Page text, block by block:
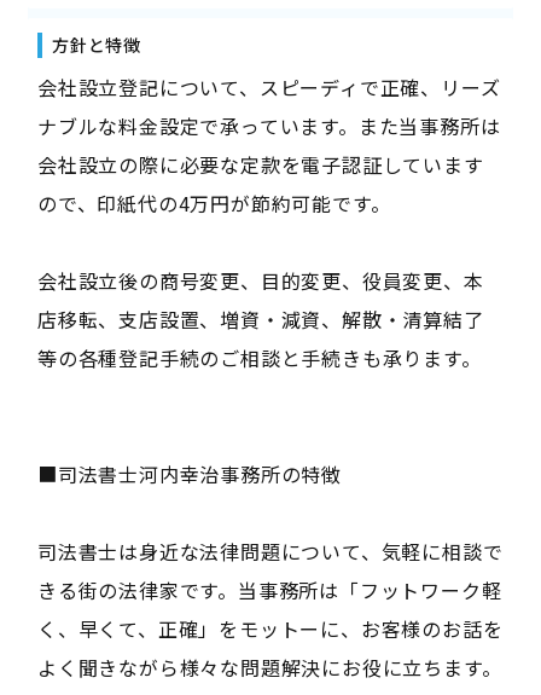
方針と特徴
会社設立登記について、スピーディで正確、リーズ
ナブルな料金設定で承っています。また当事務所は
会社設立の際に必要な定款を電子認証しています
ので、印紙代の4万円が節約可能です。
会社設立後の商号変更、目的変更、役員変更、本
店移転、支店設置、増資・減資、解散・清算結了
等の各種登記手続のご相談と手続きも承ります。
■司法書士河内幸治事務所の特徴
司法書士は身近な法律問題について、気軽に相談で
きる街の法律家です。当事務所は「フットワーク軽
く、早くて、正確」をモットーに、お客様のお話を
よく聞きながら様々な問題解決にお役に立ちます。